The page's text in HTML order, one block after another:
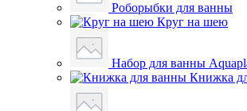
Роборыбки для ванны
Круг на шею
Набор для ванны
Книжка